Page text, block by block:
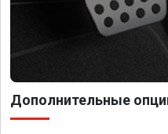
Дополнительные